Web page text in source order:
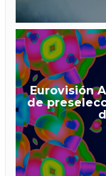
Eurovisión
de